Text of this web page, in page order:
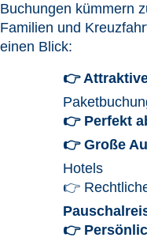
Buchungen kümmern
Familien und
einen Blick:
👉
👉 Perfekt
👉 Große
Hotels
👉
👉